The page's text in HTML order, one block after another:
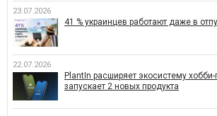
23.07.2026
41 % украинцев работают даже в
22.07.2026
PlantIn расширяет экосистему
запускает 2 новых продукта